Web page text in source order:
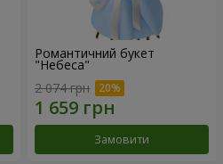
Романтичний букет
"Небеса"
2 074 грн
Замовити